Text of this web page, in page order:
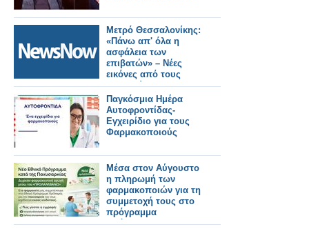
Μετρό Θεσσαλονίκης:
«Πάνω απ' όλα η
ασφάλεια των
επιβατών» – Νέες
εικόνες από τους
σταθμούς της
Καλαμαριάς.
Παγκόσμια Ημέρα
Αυτοφροντίδας-
Εγχειρίδιο για τους
Φαρμακοποιούς
Μέσα στον Αύγουστο
η πληρωμή των
φαρμακοποιών για τη
συμμετοχή τους στο
πρόγραμμα
πρόληψης της